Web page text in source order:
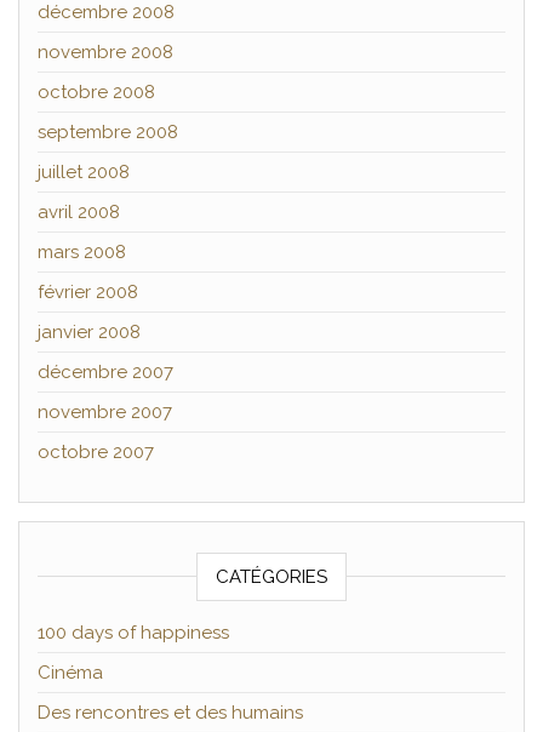
décembre 2008
novembre 2008
octobre 2008
septembre 2008
juillet 2008
avril 2008
mars 2008
février 2008
janvier 2008
décembre 2007
novembre 2007
octobre 2007
CATÉGORIES
100 days of happiness
Cinéma
Des rencontres et des humains